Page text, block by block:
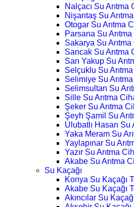
Nalçacı Su Arıtma
Nişantaş Su
Otogar Su Arıtma
Parsana Su Arıtma
Sakarya Su Arıtma
Sancak Su Arıtma
Sarı Yakup Su
Selçuklu Su Arıtma
Selimiye Su Arıtma
Selimsultan Su
Sille Su Arıtma
Şeker Su Arıtma
Şeyh Şamil Su
Ulubatlı Hasan Su
Yaka Meram Su
Yaylapınar Su
Yazır Su Arıtma
Akabe Su Arıtma
Su Kaçağı
Konya Su Kaçağı
Akabe Su Kaçağı
Akıncılar Su